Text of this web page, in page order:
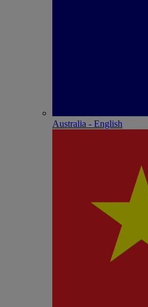
Australia - English